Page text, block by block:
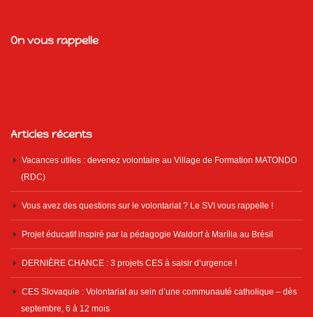
On vous rappelle
Articles récents
Vacances utiles : devenez volontaire au Village de Formation MATONDO
(RDC)
Vous avez des questions sur le volontariat ? Le SVI vous rappelle !
Projet éducatif inspiré par la pédagogie Waldorf à Marília au Brésil
DERNIÈRE CHANCE : 3 projets CES à saisir d’urgence !
CES Slovaquie : Volontariat au sein d’une communauté catholique – dès
septembre, 6 à 12 mois